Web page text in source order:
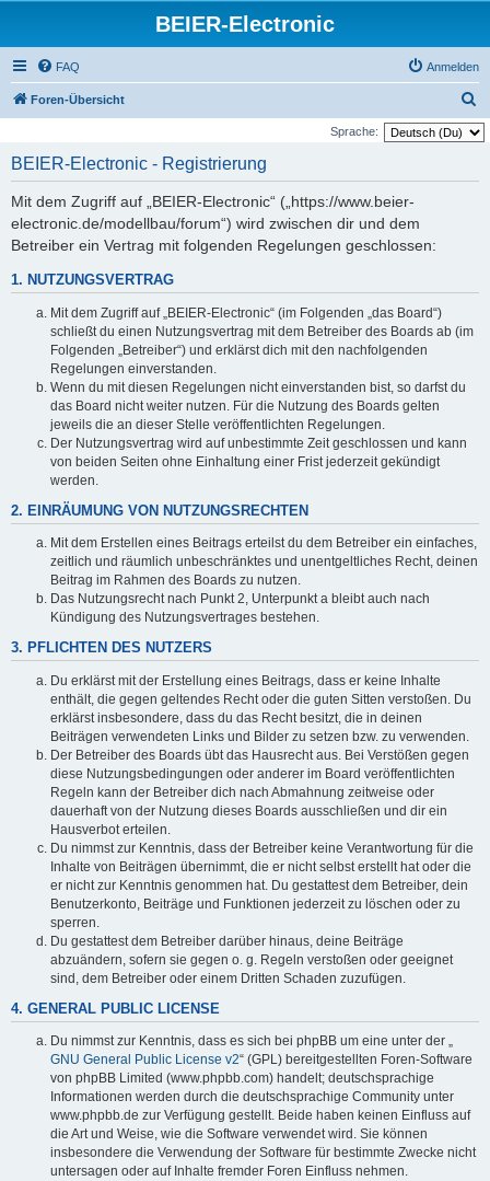
BEIER-Electronic
FAQ Anmelden
Foren-Übersicht
u
Sprache:
BEIER-Electronic - Registrierung
Mit dem Zugriff auf „BEIER-Electronic“ („https://www.beier-
electronic.de/modellbau/forum“) wird zwischen dir und dem
Betreiber ein Vertrag mit folgenden Regelungen geschlossen:
1. NUTZUNGSVERTRAG
Mit dem Zugriff auf „BEIER-Electronic“ (im Folgenden „das Board“)
schließt du einen Nutzungsvertrag mit dem Betreiber des Boards ab (im
Folgenden „Betreiber“) und erklärst dich mit den nachfolgenden
Regelungen einverstanden.
Wenn du mit diesen Regelungen nicht einverstanden bist, so darfst du
das Board nicht weiter nutzen. Für die Nutzung des Boards gelten
jeweils die an dieser Stelle veröffentlichten Regelungen.
Der Nutzungsvertrag wird auf unbestimmte Zeit geschlossen und kann
von beiden Seiten ohne Einhaltung einer Frist jederzeit gekündigt
werden.
2. EINRÄUMUNG VON NUTZUNGSRECHTEN
Mit dem Erstellen eines Beitrags erteilst du dem Betreiber ein einfaches,
zeitlich und räumlich unbeschränktes und unentgeltliches Recht, deinen
Beitrag im Rahmen des Boards zu nutzen.
Das Nutzungsrecht nach Punkt 2, Unterpunkt a bleibt auch nach
Kündigung des Nutzungsvertrages bestehen.
3. PFLICHTEN DES NUTZERS
Du erklärst mit der Erstellung eines Beitrags, dass er keine Inhalte
enthält, die gegen geltendes Recht oder die guten Sitten verstoßen. Du
erklärst insbesondere, dass du das Recht besitzt, die in deinen
Beiträgen verwendeten Links und Bilder zu setzen bzw. zu verwenden.
Der Betreiber des Boards übt das Hausrecht aus. Bei Verstößen gegen
diese Nutzungsbedingungen oder anderer im Board veröffentlichten
Regeln kann der Betreiber dich nach Abmahnung zeitweise oder
dauerhaft von der Nutzung dieses Boards ausschließen und dir ein
Hausverbot erteilen.
Du nimmst zur Kenntnis, dass der Betreiber keine Verantwortung für die
Inhalte von Beiträgen übernimmt, die er nicht selbst erstellt hat oder die
er nicht zur Kenntnis genommen hat. Du gestattest dem Betreiber, dein
Benutzerkonto, Beiträge und Funktionen jederzeit zu löschen oder zu
sperren.
Du gestattest dem Betreiber darüber hinaus, deine Beiträge
abzuändern, sofern sie gegen o. g. Regeln verstoßen oder geeignet
sind, dem Betreiber oder einem Dritten Schaden zuzufügen.
4. GENERAL PUBLIC LICENSE
Du nimmst zur Kenntnis, dass es sich bei phpBB um eine unter der „
GNU General Public License v2“ (GPL) bereitgestellten Foren-Software
von phpBB Limited (www.phpbb.com) handelt; deutschsprachige
Informationen werden durch die deutschsprachige Community unter
www.phpbb.de zur Verfügung gestellt. Beide haben keinen Einfluss auf
die Art und Weise, wie die Software verwendet wird. Sie können
insbesondere die Verwendung der Software für bestimmte Zwecke nicht
untersagen oder auf Inhalte fremder Foren Einfluss nehmen.